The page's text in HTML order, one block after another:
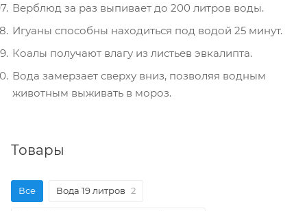
Верблюд за раз выпивает до 200 литров воды.
Игуаны способны находиться под водой 25 минут.
Коалы получают влагу из листьев эвкалипта.
Вода замерзает сверху вниз, позволяя водным
животным выживать в мороз.
Товары
Все Вода 19 литров 2